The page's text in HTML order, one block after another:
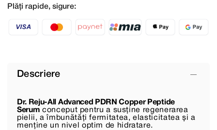
Plăți rapide, sigure:
Descriere
Dr. Reju-All Advanced PDRN Copper Peptide
Serum conceput pentru a susține regenerarea
pielii, a îmbunătăți fermitatea, elasticitatea și a
menține un nivel optim de hidratare.